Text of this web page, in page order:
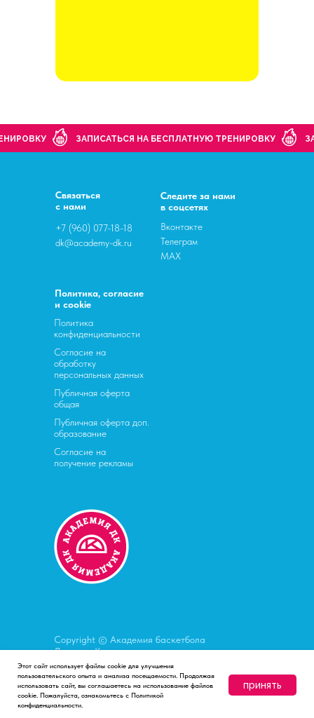
ЗАПИСАТЬСЯ НА БЕСПЛАТНУЮ ТРЕНИРОВКУ
Copyright © Академия баскетбола
Дмитрия Кулагина
Разработка сайтаАнита Сова
и Фима Лисов
Политика, согласие
и cookie
Согласие на
получение рекламы
Публичная оферта доп.
образование
Публичная оферта
общая
Согласие на
обработку
персональных данных
Политика
конфиденциальности
Следите за нами
в соцсетях
Вконтакте
Телеграм
MAX
Связаться
с нами
+7 (960) 077-18-18
dk@academy-dk.ru
Этот сайт использует файлы cookie для улучшения
пользовательского опыта и анализа посещаемости. Продолжая
использовать сайт, вы соглашаетесь на использование файлов
cookie. Пожалуйста, ознакомьтесь с Политикой
конфиденциальности.
принять